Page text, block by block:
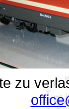
zu